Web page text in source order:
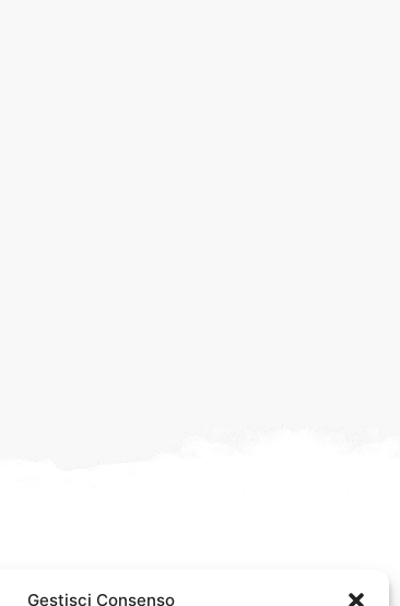
Gestisci Consenso